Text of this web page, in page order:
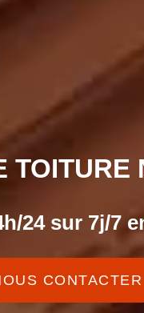
TOITURE
24 sur 7j/7
CONTACTER